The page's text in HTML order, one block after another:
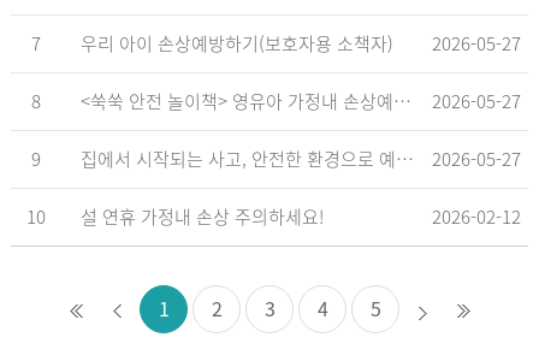
7 우리 아이 손상예방하기(보호자용 소책자) 2026-05-27
8 <쑥쑥 안전 놀이책> 영유아 가정내 손상예방_영유아 놀이형 교육 교재 2026-05-27
9 집에서 시작되는 사고, 안전한 환경으로 예방해요 2026-05-27
10 설 연휴 가정내 손상 주의하세요! 2026-02-12
1 2 3 4 5